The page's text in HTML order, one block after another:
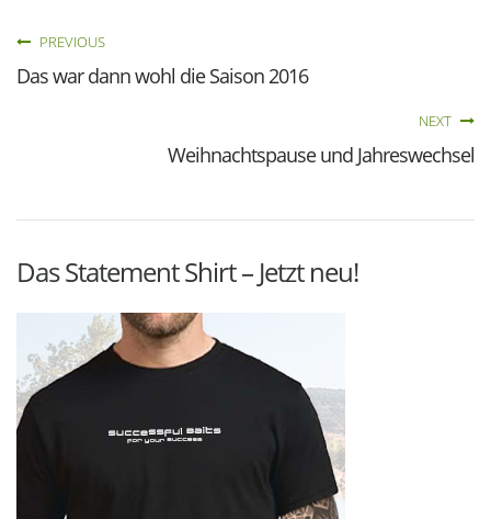
PREVIOUS
Das war dann wohl die Saison 2016
NEXT
Weihnachtspause und Jahreswechsel
Das Statement Shirt – Jetzt neu!